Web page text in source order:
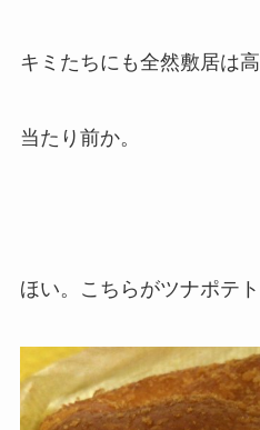
キミたちにも全然敷居は高
当たり前か。
ほい。こちらがツナポテト